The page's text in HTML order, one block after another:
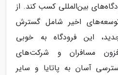
بین‌المللی کسب کند. از
اخیر شامل گسترش
این فرودگاه به خوبی
مسافران و شرکت‌های
آسان به پاتایا و سایر